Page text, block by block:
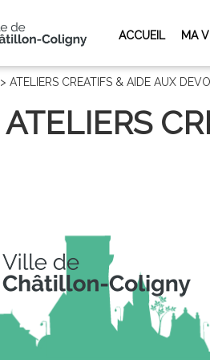
ACCUEIL MA
> ATELIERS CREATIFS & AIDE AUX
ATELIERS